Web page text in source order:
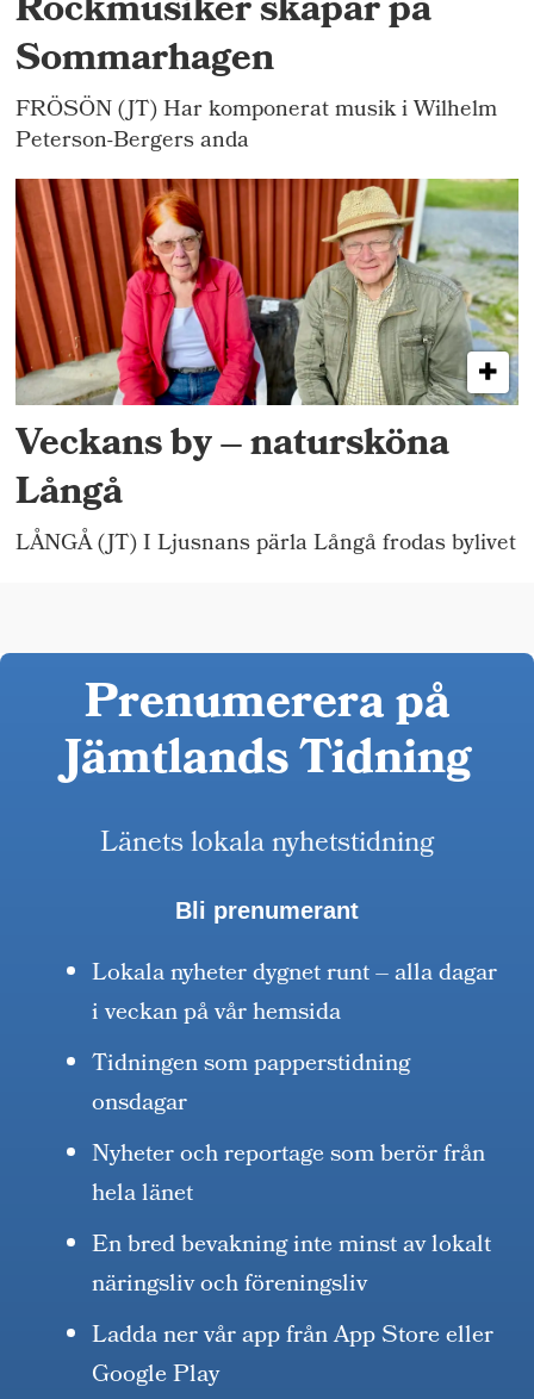
Sommarhagen
FRÖSÖN (JT) Har komponerat musik i Wilhelm
Peterson-Bergers anda
Veckans by – natursköna
Långå
LÅNGÅ (JT) I Ljusnans pärla Långå frodas bylivet
Prenumerera på
Jämtlands Tidning
Länets lokala nyhetstidning
Bli prenumerant
Lokala nyheter dygnet runt – alla dagar
i veckan på vår hemsida
Tidningen som papperstidning
onsdagar
Nyheter och reportage som berör från
hela länet
En bred bevakning inte minst av lokalt
näringsliv och föreningsliv
Ladda ner vår app från App Store eller
Google Play